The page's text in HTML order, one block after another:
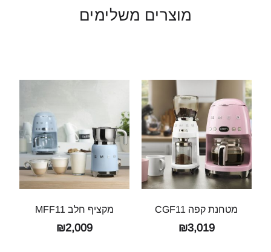
מוצרים משלימים
מטחנת קפה CGF11
₪3,019
מקציף חלב MFF11
₪2,009